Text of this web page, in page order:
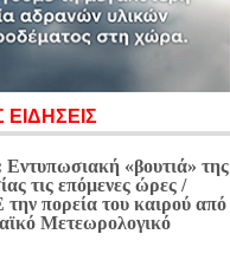
ΕΙΔΗΣΕΙΣ
«βουτιά» της
τις επόμενες ώρες /
πορεία του καιρού από
Μετεωρολογικό